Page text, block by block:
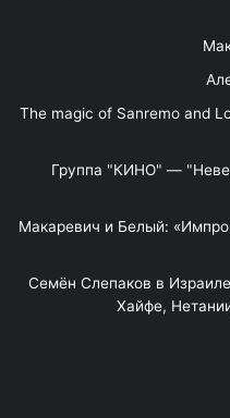
"The magic of Sanremo and
Группа "КИНО" —
Макаревич и Белый:
Семён Слепаков в
Хайфе,